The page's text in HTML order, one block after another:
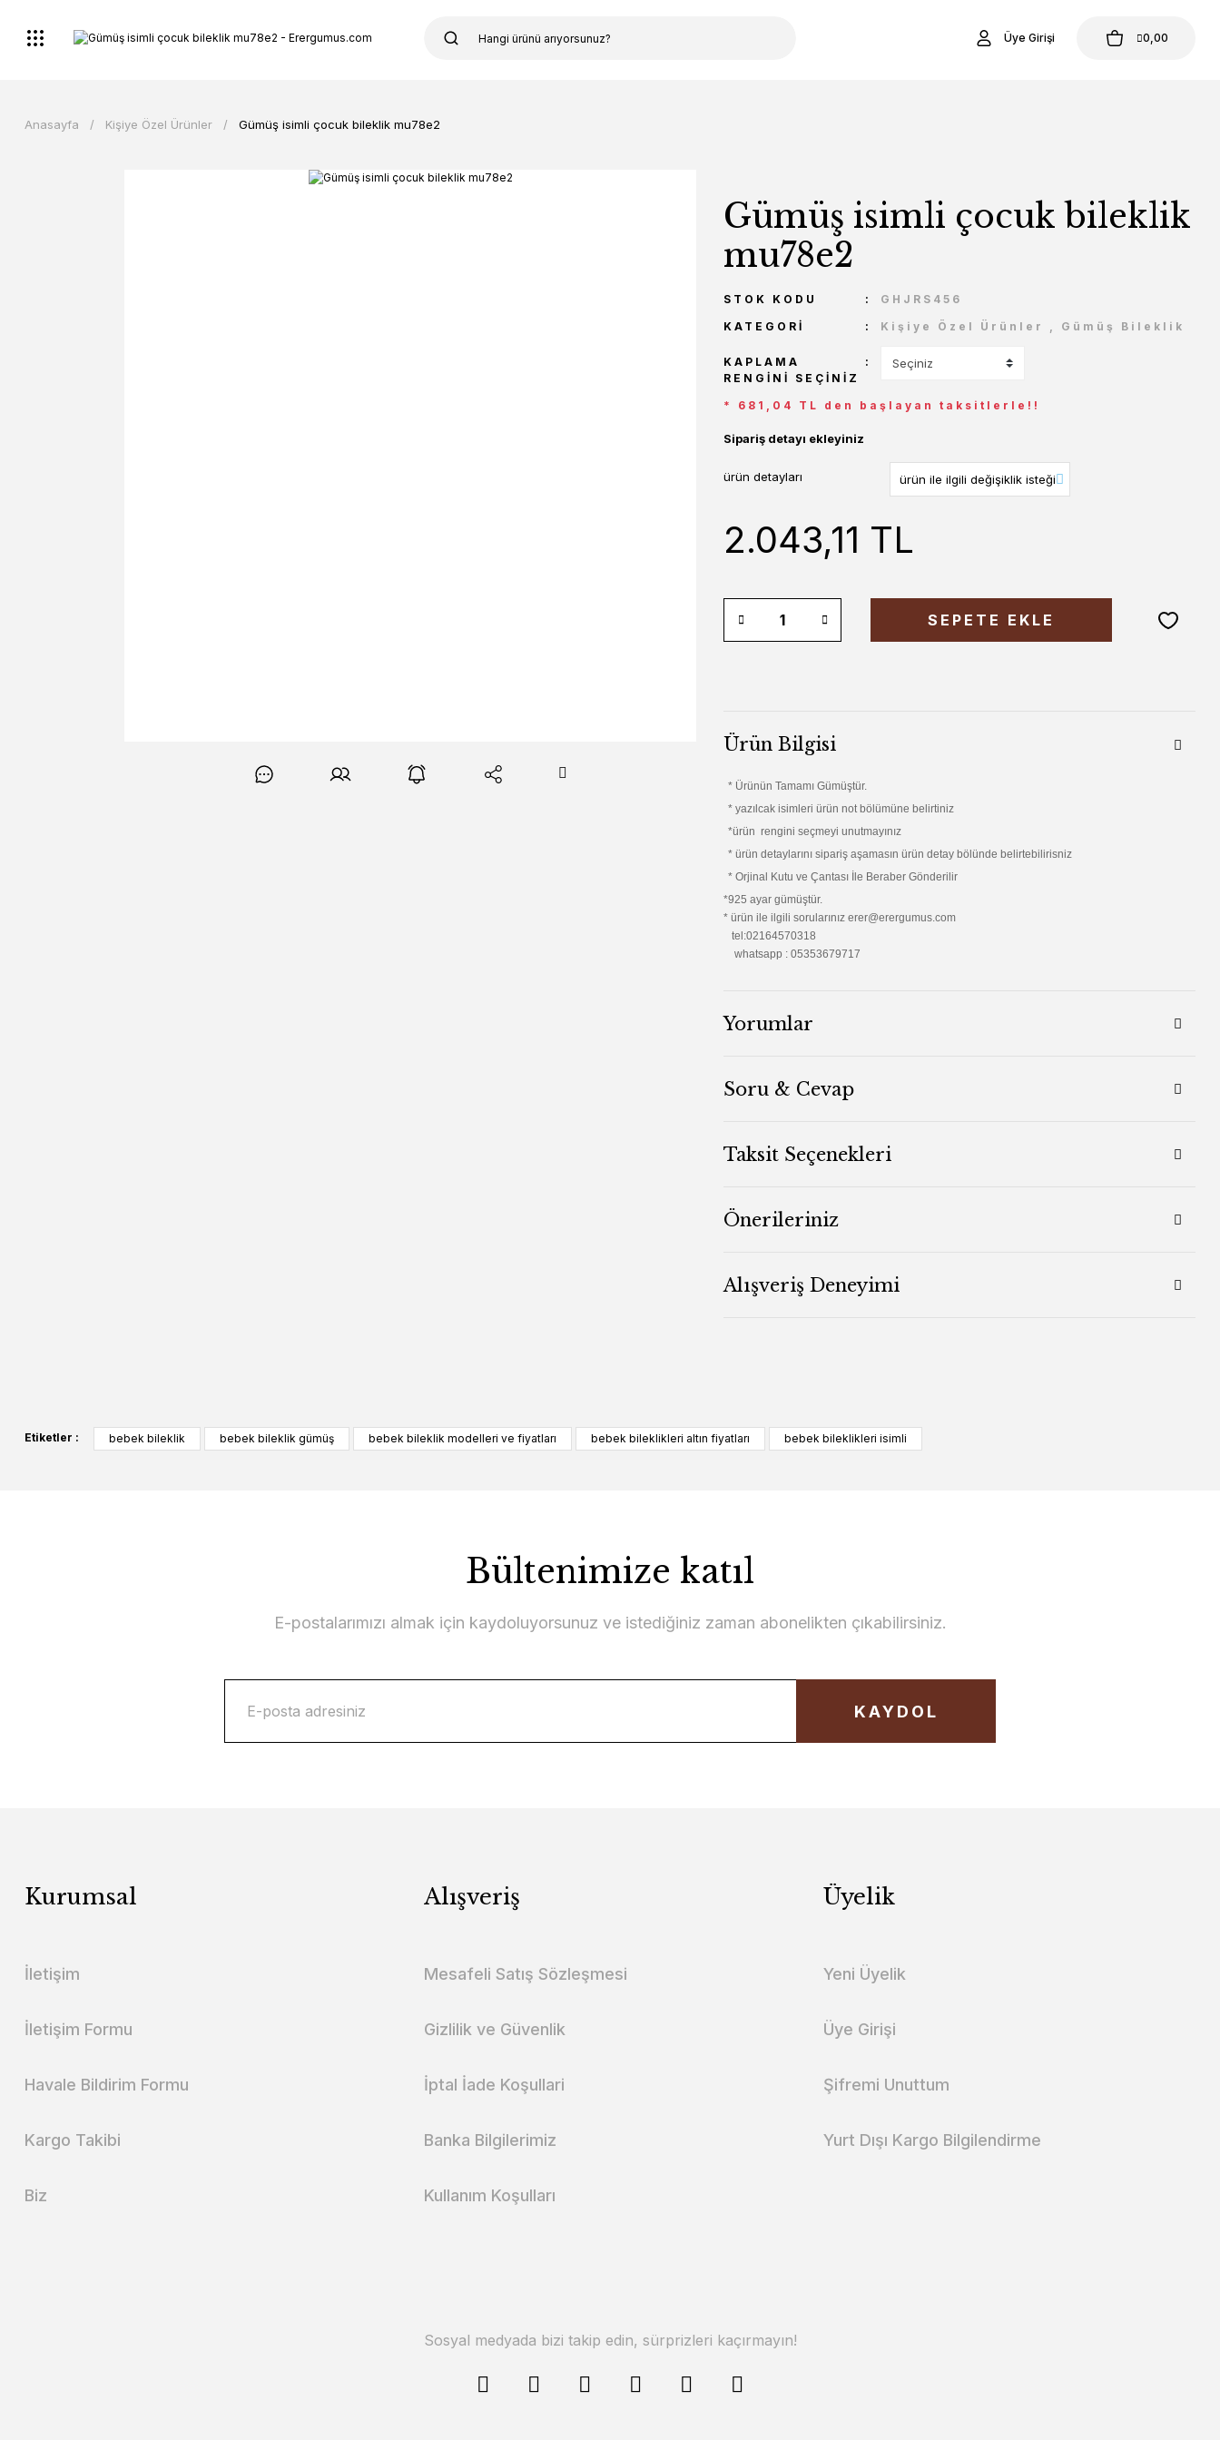
Üye Girişi 0,00
Anasayfa Kişiye Özel Ürünler Gümüş isimli çocuk bileklik mu78e2
Gümüş isimli çocuk bileklik
mu78e2
STOK KODU
GHJRS456
KATEGORI
Kişiye Özel Ürünler , Gümüş Bileklik
KAPLAMA
RENGINI SEÇINIZ
* 681,04 TL den başlayan taksitlerle!!
Sipariş detayı ekleyiniz
ürün detayları
2.043,11 TL
SEPETE EKLE
Ürün Bilgisi
* Ürünün Tamamı Gümüştür.
* yazılcak isimleri ürün not bölümüne belirtiniz
*ürün rengini seçmeyi unutmayınız
* ürün detaylarını sipariş aşamasın ürün detay bölünde belirtebilirisniz
* Orjinal Kutu ve Çantası İle Beraber Gönderilir
*925 ayar gümüştür.
* ürün ile ilgili sorularınız erer@erergumus.com
tel:02164570318
whatsapp : 05353679717
Yorumlar
Soru & Cevap
Taksit Seçenekleri
Önerileriniz
Alışveriş Deneyimi
Etiketler : bebek bileklik bebek bileklik gümüş bebek bileklik modelleri ve fiyatları bebek bileklikleri altın fiyatları bebek bileklikleri isimli
Bültenimize katıl
E-postalarımızı almak için kaydoluyorsunuz ve istediğiniz zaman abonelikten çıkabilirsiniz.
KAYDOL
Kurumsal
İletişim
İletişim Formu
Havale Bildirim Formu
Kargo Takibi
Biz
Alışveriş
Mesafeli Satış Sözleşmesi
Gizlilik ve Güvenlik
İptal İade Koşullari
Banka Bilgilerimiz
Kullanım Koşulları
Üyelik
Yeni Üyelik
Üye Girişi
Şifremi Unuttum
Yurt Dışı Kargo Bilgilendirme
Sosyal medyada bizi takip edin, sürprizleri kaçırmayın!